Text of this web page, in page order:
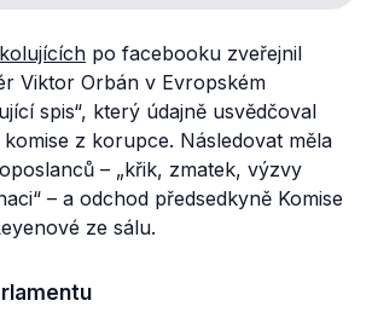
kolujících po facebooku zveřejnil
Viktor Orbán v Evropském
spis“, který údajně usvědčoval
z korupce. Následovat měla
– „křik, zmatek, výzvy
– a odchod předsedkyně Komise
ze sálu.